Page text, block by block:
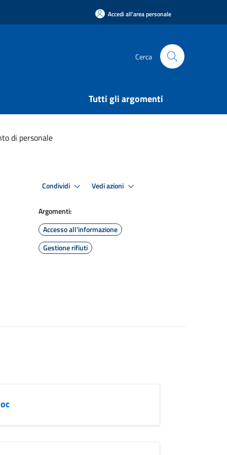
Accedi all'area personale
Cerca
Tutti gli argomenti
di personale
Condividi Vedi azioni
Argomenti:
Accesso all'informazione
Gestione rifiuti